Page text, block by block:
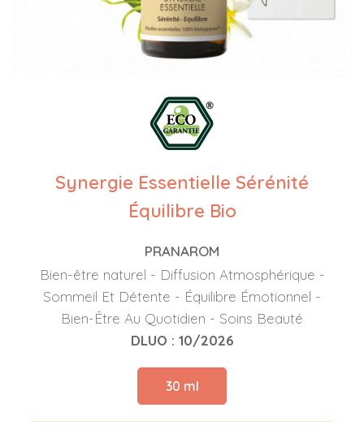
Synergie Essentielle Sérénité
Équilibre Bio
PRANAROM
Bien-être naturel - Diffusion Atmosphérique -
Sommeil Et Détente - Équilibre Émotionnel -
Bien-Être Au Quotidien - Soins Beauté
DLUO : 10/2026
30 ml